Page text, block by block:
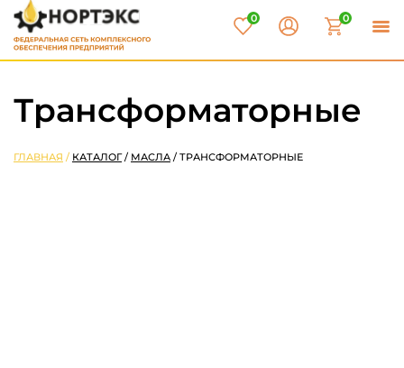
0 0
Трансформаторные
ГЛАВНАЯ / КАТАЛОГ/ МАСЛА / ТРАНСФОРМАТОРНЫЕ